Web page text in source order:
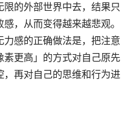
的外部世界中去，结果只
，从而变得越来越悲观。
感的正确做法是，把注意
更高」的方式对自己原先
再对自己的思维和行为进